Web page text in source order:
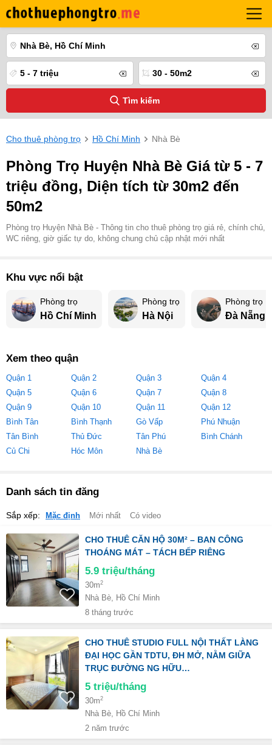
Nhà Bè, Hồ Chí Minh
5 - 7 triệu 30 - 50m2
Tìm kiếm
Cho thuê phòng trọ Hồ Chí Minh Nhà Bè
Phòng Trọ Huyện Nhà Bè Giá từ 5 - 7
triệu đồng, Diện tích từ 30m2 đến
50m2
Phòng trọ Huyện Nhà Bè - Thông tin cho thuê phòng trọ giá rẻ, chính chủ,
WC riêng, giờ giấc tự do, không chung chủ cập nhật mới nhất
Khu vực nổi bật
Phòng trọ
Hồ Chí Minh
Phòng trọ
Hà Nội
Phòng trọ
Đà Nẵng
Xem theo quận
Quận 1 Quận 2 Quận 3
Quận 4
Quận 5
Quận 6 Quận 7
Quận 8
Quận 9
Quận 10 Quận 11
Quận 12
Bình Tân
Bình Thạnh Gò Vấp
Phú Nhuận
Tân Bình
Thủ Đức Tân Phú
Bình Chánh
Củ Chi
Hóc Môn Nhà Bè
Danh sách tin đăng
Sắp xếp: Mặc định Mới nhất Có video
CHO THUÊ CĂN HỘ 30M² – BAN CÔNG
THOÁNG MÁT – TÁCH BẾP RIÊNG
5.9 triệu/tháng
30m2
Nhà Bè, Hồ Chí Minh
8 tháng trước
CHO THUÊ STUDIO FULL NỘI THẤT LÀNG
ĐẠI HỌC GẦN TDTU, ĐH MỞ, NẰM GIỮA
TRỤC ĐƯỜNG NG HỮU…
5 triệu/tháng
30m2
Nhà Bè, Hồ Chí Minh
2 năm trước